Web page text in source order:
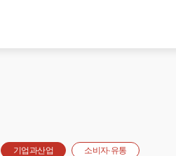
기업과산업 소비자·유통